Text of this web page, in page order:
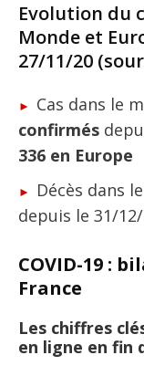
Evolution du
Monde et
27/11/20
Cas dans le
confirmés
336 en Europe
Décès dans
depuis le 31/
COVID-19 :
France
Les chiffres
en ligne en fin